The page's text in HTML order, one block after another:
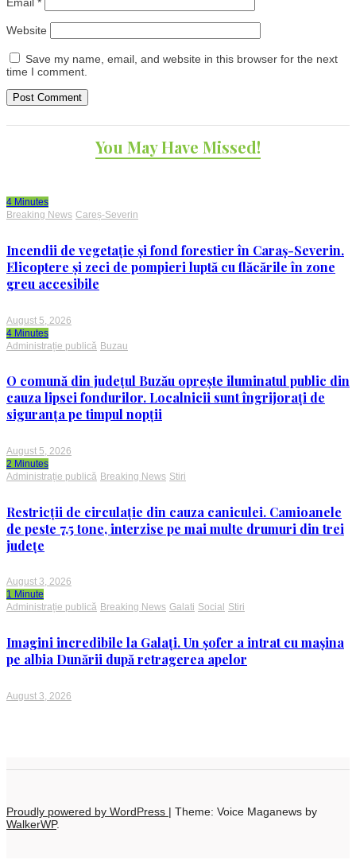
Website
Save my name, email, and website in this browser for the next
time I comment.
You May Have Missed!
4 Minutes
Breaking News Careș-Severin
Incendii de vegetație și fond forestier în Caraș-Severin.
Elicoptere și zeci de pompieri luptă cu flăcările în zone
greu accesibile
August 5, 2026
4 Minutes
Administrație publică Buzau
O comună din județul Buzău oprește iluminatul public din
cauza lipsei fondurilor. Localnicii sunt îngrijorați de
siguranța pe timpul nopții
August 5, 2026
2 Minutes
Administrație publică Breaking News Stiri
Restricții de circulație din cauza caniculei. Camioanele
de peste 7,5 tone, interzise pe mai multe drumuri din trei
județe
August 3, 2026
1 Minute
Administrație publică Breaking News Galati Social Stiri
Imagini incredibile la Galați. Un șofer a intrat cu mașina
pe albia Dunării după retragerea apelor
August 3, 2026
Proudly powered by WordPress | Theme: Voice Maganews by
WalkerWP.